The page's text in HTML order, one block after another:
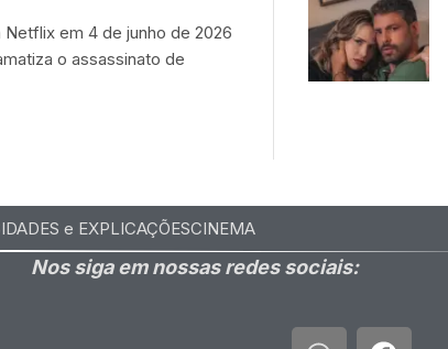
em 4 de junho de 2026
o assassinato de
e EXPLICAÇÕESCINEMA
Nos siga em nossas redes sociais: